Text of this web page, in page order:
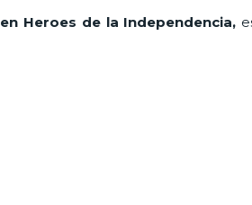
en Heroes de la Independencia,